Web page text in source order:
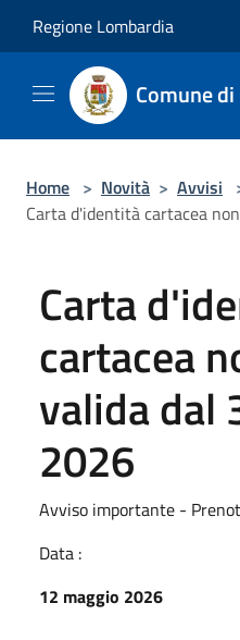
Regione Lombardia
Comune
Home > Novità > Avvisi
Carta d'identità cartacea
Carta
cartacea
valida dal
2026
Avviso importante -
Data :
12 maggio 2026